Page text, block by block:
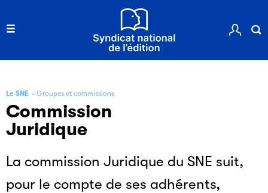
Le SNE Groupes et commissions
Commission
Juridique
La commission Juridique du SNE suit,
pour le compte de ses adhérents,